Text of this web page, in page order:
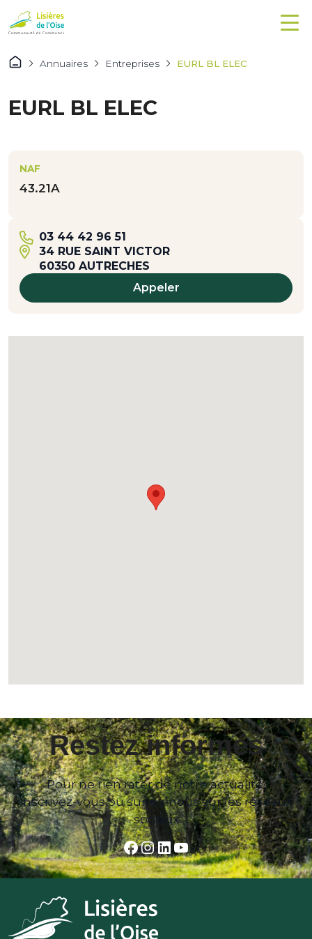
Annuaires Entreprises EURL BL ELEC
EURL BL ELEC
NAF
43.21A
03 44 42 96 51
34 RUE SAINT VICTOR
60350 AUTRECHES
Appeler
Restez informés
Pour ne rien rater de notre actualité,
inscrivez-vous ou suivez-nous sur les réseaux
sociaux
Facebook
Instagram
LinkedIn
YouTube